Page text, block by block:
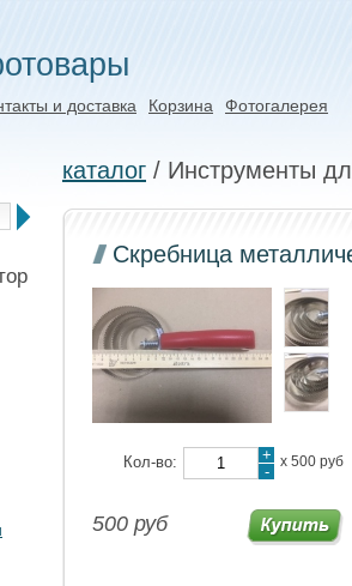
и доставка Корзина Фотогалерея
каталог / Инструменты
Скребница
Кол-во: х 500 руб
+
-
500 руб